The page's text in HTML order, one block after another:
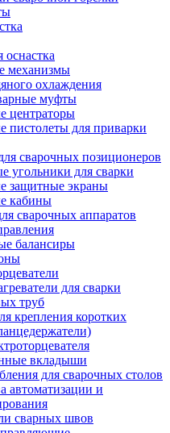
оснастка
механизмы
охлаждения
муфты
центраторы
пистолеты для приварки
сварочных позиционеров
угольники для сварки
защитные экраны
кабины
сварочных аппаратов
балансиры
для сварки
труб
крепления коротких
вкладыши
для сварочных столов
автоматизации и
сварных швов